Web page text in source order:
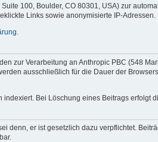
100, Boulder, CO 80301, USA) zur
Links sowie anonymisierte IP-Adressen.
.
zur Verarbeitung an Anthropic PBC (548
ausschließlich für die Dauer der
Bei Löschung eines Beitrags erfolgt
denn, er ist gesetzlich dazu verpflichtet.